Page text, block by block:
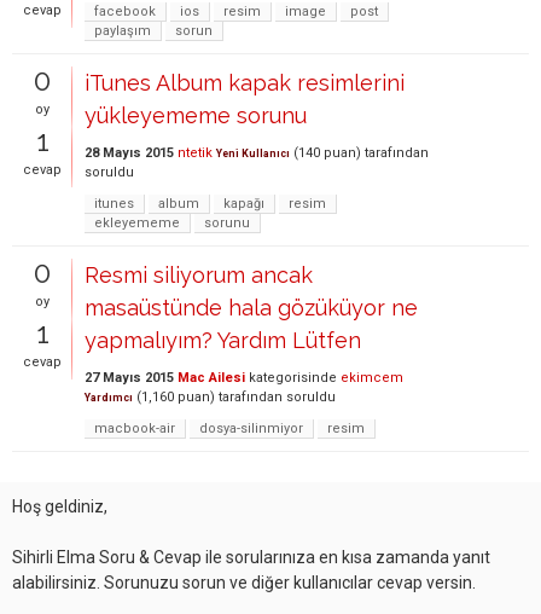
cevap
facebook
ios resim image
post
paylaşım
sorun
0
oy
1
cevap
iTunes Album kapak resimlerini
yükleyememe sorunu
28 Mayıs 2015 ntetik Yeni Kullanıcı (140 puan) tarafından
soruldu
itunes
album kapağı
resim
ekleyememe
sorunu
0
oy
1
cevap
Resmi siliyorum ancak
masaüstünde hala gözüküyor ne
yapmalıyım? Yardım Lütfen
27 Mayıs 2015 Mac Ailesi kategorisinde ekimcem
Yardımcı (1,160 puan) tarafından soruldu
macbook-air
dosya-silinmiyor resim
Hoş geldiniz,
Sihirli Elma Soru & Cevap ile sorularınıza en kısa zamanda yanıt
alabilirsiniz. Sorunuzu sorun ve diğer kullanıcılar cevap versin.